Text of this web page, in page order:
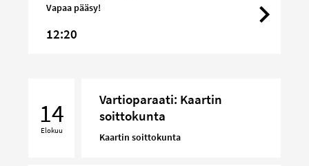
Vapaa pääsy!
12:20
Kaartin
soittokunta
14
Elokuu
Vartioparaati: Kaartin
soittokunta
Kaartin soittokunta